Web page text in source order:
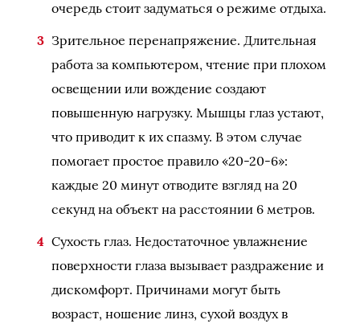
очередь стоит задуматься о режиме отдыха.
Зрительное перенапряжение. Длительная
работа за компьютером, чтение при плохом
освещении или вождение создают
повышенную нагрузку. Мышцы глаз устают,
что приводит к их спазму. В этом случае
помогает простое правило «20-20-6»:
каждые 20 минут отводите взгляд на 20
секунд на объект на расстоянии 6 метров.
Сухость глаз. Недостаточное увлажнение
поверхности глаза вызывает раздражение и
дискомфорт. Причинами могут быть
возраст, ношение линз, сухой воздух в